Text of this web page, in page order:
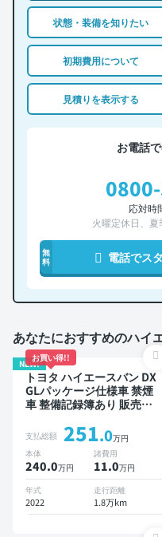
状態・装備を知りたい
初期費用について
見積りを表示する
お電話
応対時
火曜定休日、夏
無
料
電話でス
あなたにおすすめのハイ
NEW!
お買い得!!
トヨタ ハイエースバン DX
GLパッケージ仕様車 禁煙
車 整備記録簿あり 販売店
ルインナーミラー ワイヤレ
スキー ETC バックモニタ
ー 全方位カメラ 衝突軽減
支払総額 251.0万円
本体
240.0万円
諸費用
11.0万円
年式
2022
走行距離
1.8万km